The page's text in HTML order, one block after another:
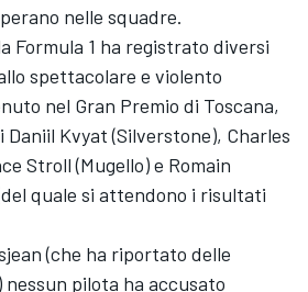
nelle squadre.
Formula 1 ha registrato diversi
spettacolare e violento
nel Gran Premio di Toscana,
Kvyat (Silverstone), Charles
Stroll (Mugello) e Romain
quale si attendono i risultati
(che ha riportato delle
pilota ha accusato